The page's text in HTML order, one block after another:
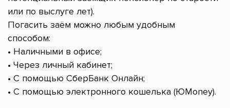
или по выслуге лет).
Погасить заём можно любым удобным
способом:
• Наличными в офисе;
• Через личный кабинет;
• С помощью СберБанк Онлайн;
• С помощью электронного кошелька (ЮMoney).